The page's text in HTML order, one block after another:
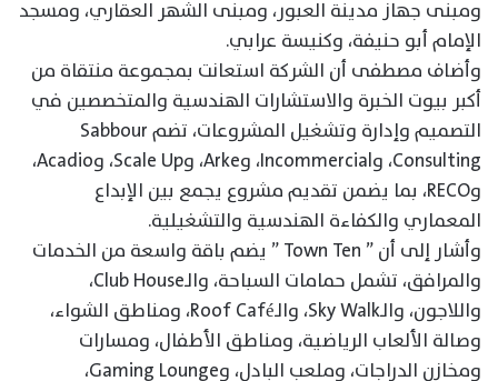
ومبنى جهاز مدينة العبور، ومبنى الشهر العقاري، ومسجد
الإمام أبو حنيفة، وكنيسة عرابي.
وأضاف مصطفى أن الشركة استعانت بمجموعة منتقاة من
أكبر بيوت الخبرة والاستشارات الهندسية والمتخصصين في
التصميم وإدارة وتشغيل المشروعات، تضم Sabbour
Consulting، وIncommercial، وArke، وScale Up، وAcadio،
وRECO، بما يضمن تقديم مشروع يجمع بين الإبداع
المعماري والكفاءة الهندسية والتشغيلية.
وأشار إلى أن ” Town Ten ” يضم باقة واسعة من الخدمات
والمرافق، تشمل حمامات السباحة، والـClub House،
واللاجون، والـSky Walk، والـRoof Café، ومناطق الشواء،
وصالة الألعاب الرياضية، ومناطق الأطفال، ومسارات
ومخازن الدراجات، وملعب البادل، وGaming Lounge،